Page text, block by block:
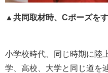
▲共同取材時、Cポーズを
小学校時代、同じ時期に陸
学、高校、大学と同じ道を